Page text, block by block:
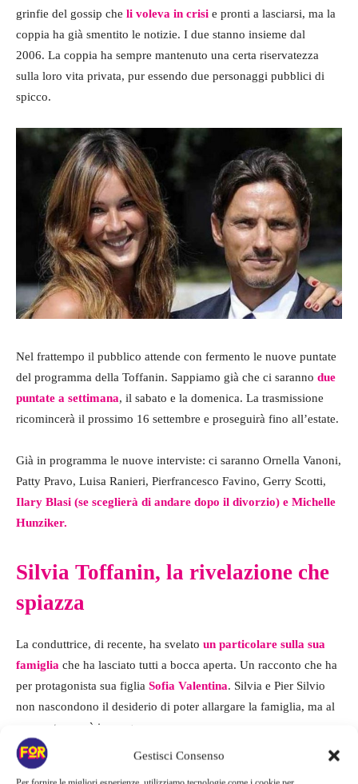
Gestisci Consenso
grinfie del gossip che li voleva in crisi e pronti a lasciarsi, ma la
coppia ha già smentito le notizie. I due stanno insieme dal
2006. La coppia ha sempre mantenuto una certa riservatezza
sulla loro vita privata, pur essendo due personaggi pubblici di
spicco.
Nel frattempo il pubblico attende con fermento le nuove puntate
del programma della Toffanin. Sappiamo già che ci saranno due
puntate a settimana, il sabato e la domenica. La trasmissione
ricomincerà il prossimo 16 settembre e proseguirà fino all’estate.
Già in programma le nuove interviste: ci saranno Ornella Vanoni,
Patty Pravo, Luisa Ranieri, Pierfrancesco Favino, Gerry Scotti,
Ilary Blasi (se sceglierà di andare dopo il divorzio) e Michelle
Hunziker.
Silvia Toffanin, la rivelazione che
spiazza
La conduttrice, di recente, ha svelato un particolare sulla sua
famiglia che ha lasciato tutti a bocca aperta. Un racconto che ha
per protagonista sua figlia Sofia Valentina. Silvia e Pier Silvio
non nascondono il desiderio di poter allargare la famiglia, ma al
momento non è in programma.
Ma c’è un racconto che ha saputo strappare un sorriso e che